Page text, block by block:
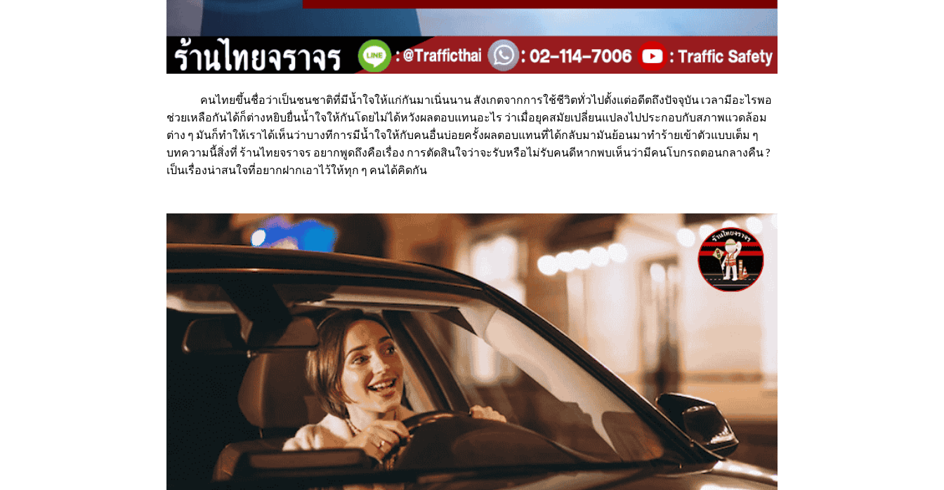
คนไทยขึ้นชื่อว่าเป็นชนชาติที่มีน้ำใจให้แก่กันมาเนิ่นนาน สังเกตจากการใช้ชีวิตทั่วไปตั้งแต่อดีตถึงปัจจุบัน เวลามีอะไรพอ
ช่วยเหลือกันได้ก็ต่างหยิบยื่นน้ำใจให้กันโดยไม่ได้หวังผลตอบแทนอะไร ว่าเมื่อยุคสมัยเปลี่ยนแปลงไปประกอบกับสภาพแวดล้อม
ต่าง ๆ มันก็ทำให้เราได้เห็นว่าบางทีการมีน้ำใจให้กับคนอื่นบ่อยครั้งผลตอบแทนที่ได้กลับมามันย้อนมาทำร้ายเข้าตัวแบบเต็ม ๆ
บทความนี้สิ่งที่ ร้านไทยจราจร อยากพูดถึงคือเรื่อง การตัดสินใจว่าจะรับหรือไม่รับคนดีหากพบเห็นว่ามีคนโบกรถตอนกลางคืน ?
เป็นเรื่องน่าสนใจที่อยากฝากเอาไว้ให้ทุก ๆ คนได้คิดกัน